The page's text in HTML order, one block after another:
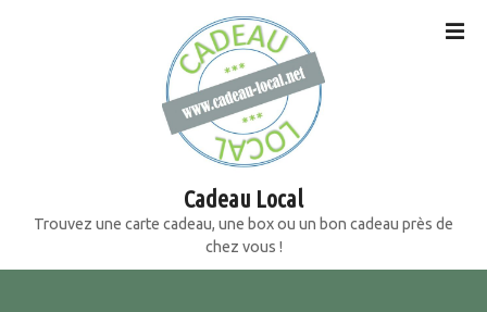
e
Cadeau Local
Trouvez une carte cadeau, une box ou un bon cadeau près de
chez vous !